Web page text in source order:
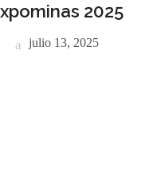
2025
julio 13, 2025